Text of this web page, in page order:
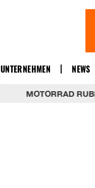
UNTERNEHMEN NEWS
MOTORRAD RUBIN